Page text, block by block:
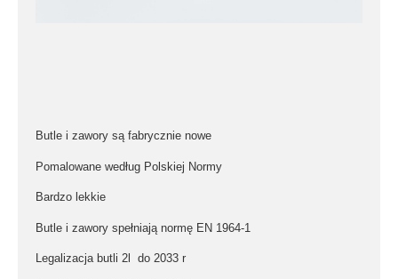
Butle i zawory są fabrycznie nowe
Pomalowane według Polskiej Normy
Bardzo lekkie
Butle i zawory spełniają normę EN 1964-1
Legalizacja butli 2l do 2033 r